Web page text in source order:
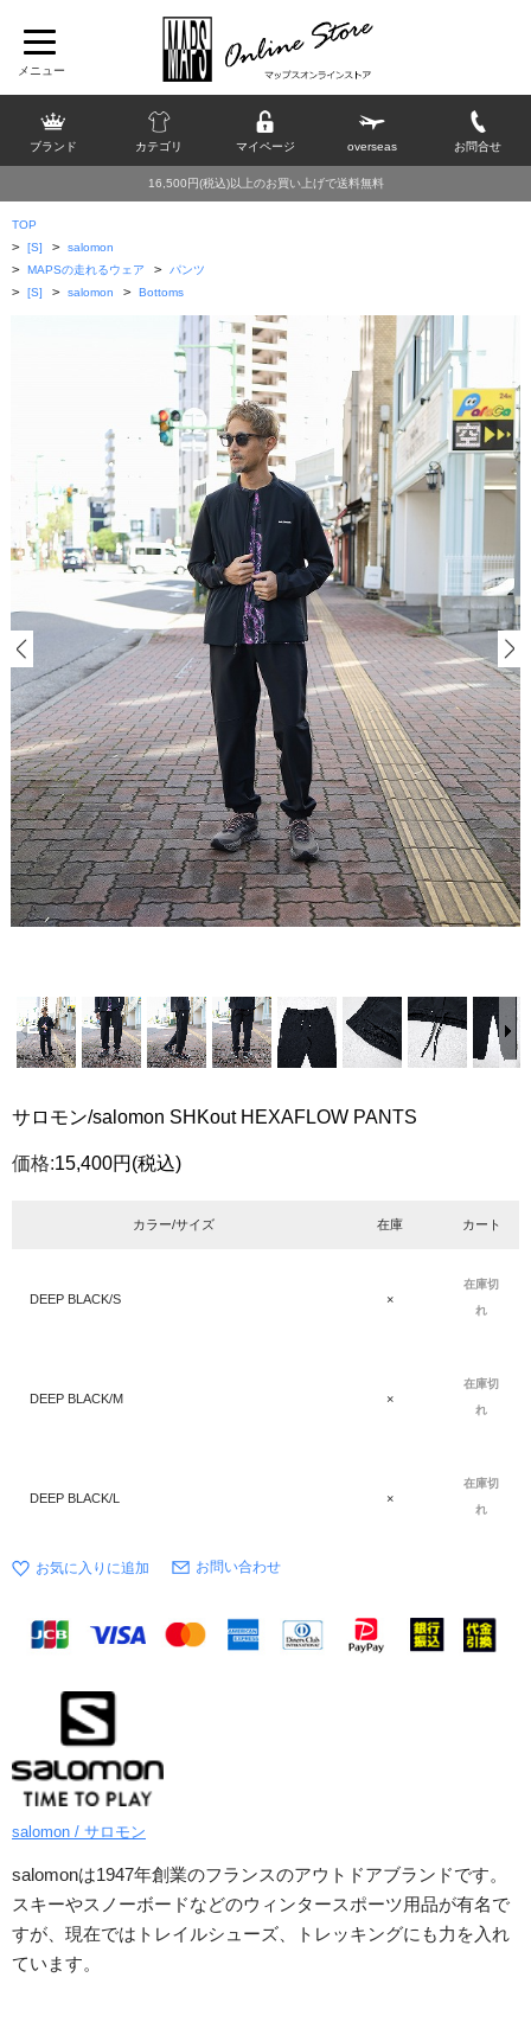
ブランド カテゴリ マイページ overseas お問合せ
16,500円(税込)以上のお買い上げで送料無料
TOP
> [S] > salomon
> MAPSの走れるウェア > パンツ
> [S] > salomon > Bottoms
サロモン/salomon SHKout HEXAFLOW PANTS
価格:15,400円 (税込)
カラー/サイズ 在庫 カート
DEEP BLACK/S ×
在庫切
れ
DEEP BLACK/M ×
在庫切
れ
DEEP BLACK/L ×
在庫切
れ
お問い合わせ
salomon / サロモン
salomonは1947年創業のフランスのアウトドアブランドです。
スキーやスノーボードなどのウィンタースポーツ用品が有名で
すが、現在ではトレイルシューズ、トレッキングにも力を入れ
ています。